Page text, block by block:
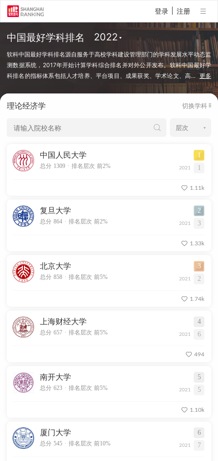
登录 注册
中国最好学科排名
…更多
软科中国最好学科排名源自服务于高校学科建设管理部门的学科发展水平动态监
测数据系统，2017年开始计算学科综合排名并对外公开发布。软科中国最好学
科排名的指标体系包括人才培养、平台项目、成果获奖、学术论文、高
端人才等指标类别，使用百余项学科建设管理中密切关注的指标变量，强调通过
好学科排名采用的学科口径是国务院学位委员会、教育部颁布的《研究生教育学
对象是在该学科设有研究生学位授权点的所有高校，发布的是在该学科排名前
业学位类别，涉及超过500所高校的上万个学科点（查看排名方法）。
理论经济学 切换学科
中国人民大学 1
总分 1309 . 排名层次 前2% 2021 1
1.11k
复旦大学 2
总分 864 . 排名层次 前2% 2021 3
1.33k
北京大学 3
总分 858 . 排名层次 前5% 2021 2
1.74k
上海财经大学 4
总分 657 . 排名层次 前5% 2021 6
494
南开大学 5
总分 623 . 排名层次 前5% 2021 5
1.10k
厦门大学 6
总分 545 . 排名层次 前10% 2021 7